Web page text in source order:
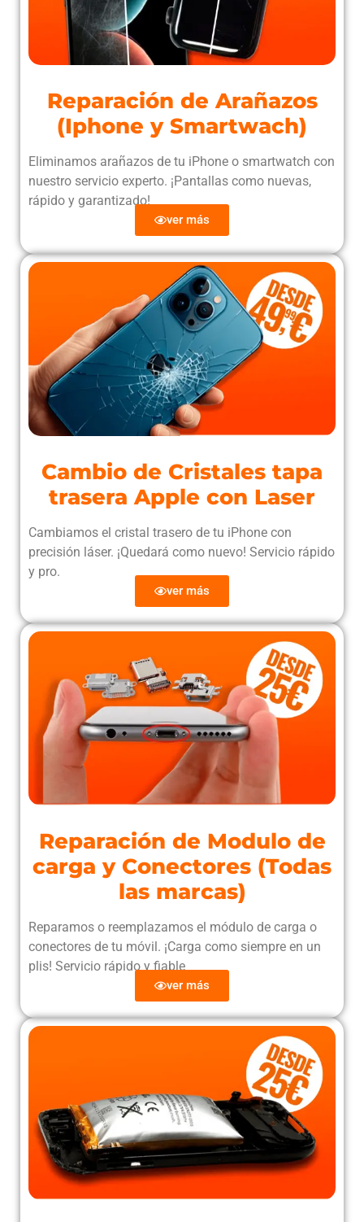
Reparación de Arañazos
(Iphone y Smartwach)
Eliminamos arañazos de tu iPhone o smartwatch con
nuestro servicio experto. ¡Pantallas como nuevas,
rápido y garantizado!
ver más
Cambio de Cristales tapa
trasera Apple con Laser
Cambiamos el cristal trasero de tu iPhone con
precisión láser. ¡Quedará como nuevo! Servicio rápido
y pro.
ver más
Reparación de Modulo de
carga y Conectores (Todas
las marcas)
Reparamos o reemplazamos el módulo de carga o
conectores de tu móvil. ¡Carga como siempre en un
plis! Servicio rápido y fiable
ver más